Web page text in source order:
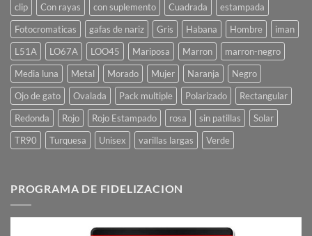
clip
Con rayas con suplemento Cuadrada
estampada
Fotocromaticas
gafas de nariz Gris Habana Hombre
iman
L51A
LO67A LOO45 Mariposa Marron
marron-negro
Media luna
Metal Morado Mujer Naranja
Negro
Ojo de gato
Ovalada Pack multiple Polarizado
Rectangular
Redonda
Rojo Rojo Estampado rosa sin patillas
Solar
TR90
Turquesa Unisex varillas largas Verde
PROGRAMA DE FIDELIZACION